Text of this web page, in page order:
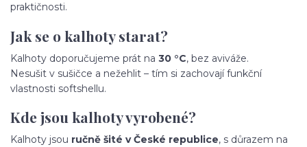
praktičnosti.
Jak se o kalhoty starat?
Kalhoty doporučujeme prát na 30 °C, bez aviváže.
Nesušit v sušičce a nežehlit – tím si zachovají funkční
vlastnosti softshellu.
Kde jsou kalhoty vyrobené?
Kalhoty jsou ručně šité v České republice, s důrazem na